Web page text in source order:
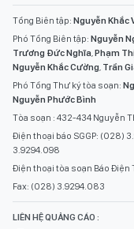
Tổng Biên tập: Nguyễn Khắc
Phó Tổng Biên tập: Nguyễn
Trương Đức Nghĩa,Phạm
Nguyễn Khắc Cường, Trần
Phó Tổng Thư ký tòa soạn:
Nguyễn Phước Bình
Tòa soạn : 432-434 Nguyễn
Điện thoại báo SGGP: (028)
3.9294.098
Điện thoại tòa soạn Báo Điện
Fax: (028) 3.9294.083
LIÊN HỆ QUẢNG CÁO :